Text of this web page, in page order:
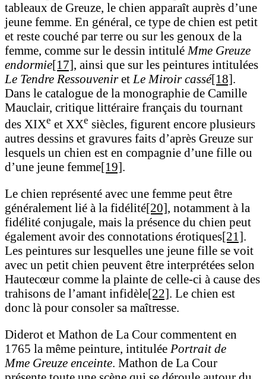
tableaux de Greuze, le chien apparaît auprès d’une
jeune femme. En général, ce type de chien est petit
et reste couché par terre ou sur les genoux de la
femme, comme sur le dessin intitulé Mme Greuze
endormie[17], ainsi que sur les peintures intitulées
Le Tendre Ressouveniret Le Miroir cassé[18].
Dans le catalogue de la monographie de Camille
Mauclair, critique littéraire français du tournant
des XIXe et XXe siècles, figurent encore plusieurs
autres dessins et gravures faits d’après Greuze sur
lesquels un chien est en compagnie d’une fille ou
d’une jeune femme[19].
Le chien représenté avec une femme peut être
généralement lié à la fidélité[20], notamment à la
fidélité conjugale, mais la présence du chien peut
également avoir des connotations érotiques[21].
Les peintures sur lesquelles une jeune fille se voit
avec un petit chien peuvent être interprétées selon
Hautecœur comme la plainte de celle-ci à cause des
trahisons de l’amant infidèle[22]. Le chien est
donc là pour consoler sa maîtresse.
Diderot et Mathon de La Cour commentent en
1765 la même peinture, intitulée Portrait de
Mme Greuze enceinte. Mathon de La Cour